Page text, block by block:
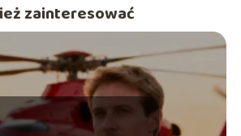
zainteresować